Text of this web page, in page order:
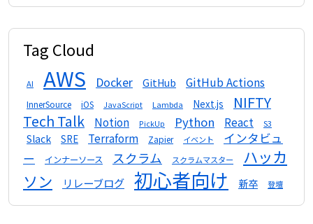
Tag Cloud
AI AWS Docker GitHub GitHub Actions
InnerSource iOS JavaScript Lambda Next.js
NIFTY
Tech Talk
Notion PickUp Python React S3
Slack SRE Terraform Zapier イベント
インタビュ
ー
インナーソース スクラム スクラムマスター
ハッカ
ソン
リレーブログ 初心者向け 新卒 登壇